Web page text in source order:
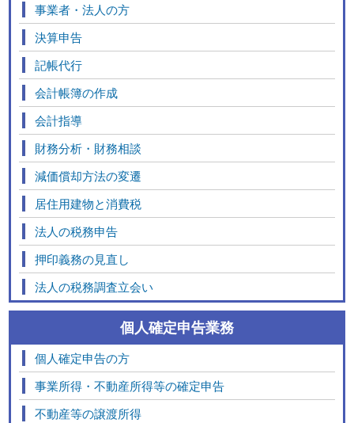
事業者・法人の方
決算申告
記帳代行
会計帳簿の作成
会計指導
財務分析・財務相談
減価償却方法の変遷
居住用建物と消費税
法人の税務申告
押印義務の見直し
法人の税務調査立会い
個人確定申告業務
個人確定申告の方
事業所得・不動産所得等の確定申告
不動産等の譲渡所得